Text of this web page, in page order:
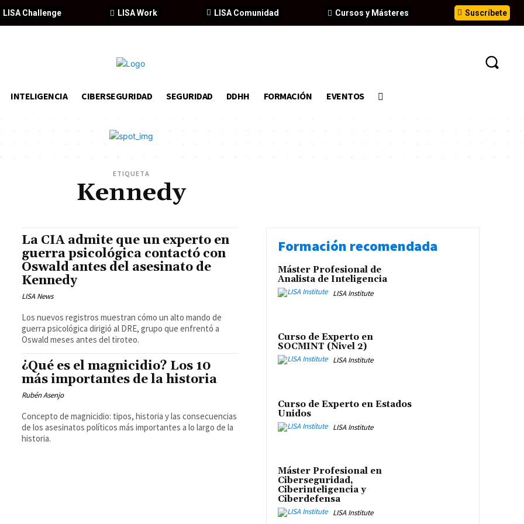
Suscríbete
Cursos y Másteres
LISA Comunidad
LISA Work
LISA Challenge
INTELIGENCIA CIBERSEGURIDAD SEGURIDAD DDHH FORMACIÓN EVENTOS
ETIQUETA
Kennedy
La CIA admite que un experto en
guerra psicológica contactó con
Oswald antes del asesinato de
Kennedy
LISA News
Los nuevos registros muestran cómo un alto mando de
guerra psicológica dirigió al DRE, grupo que enfrentó a
Oswald meses antes del tiroteo.
¿Qué es el magnicidio? Los 10
más importantes de la historia
Rubén Asenjo
Concepto de magnicidio: tipos, historia y las consecuencias
de los asesinatos políticos más importantes a lo largo de la
historia.
Formación recomendada
Máster Profesional de
Analista de Inteligencia
LISA Institute
Curso de Experto en
SOCMINT (Nivel 2)
LISA Institute
Curso de Experto en Estados
Unidos
LISA Institute
Máster Profesional en
Ciberseguridad,
Ciberinteligencia y
Ciberdefensa
LISA Institute